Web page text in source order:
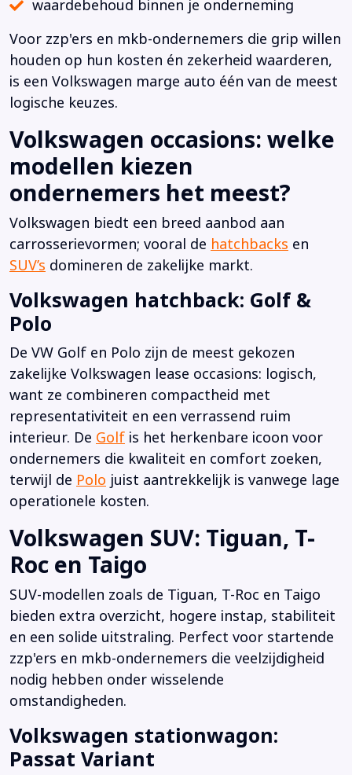
waardebehoud binnen je onderneming
Voor zzp'ers en mkb-ondernemers die grip willen
houden op hun kosten én zekerheid waarderen,
is een Volkswagen marge auto één van de meest
logische keuzes.
Volkswagen occasions: welke
modellen kiezen
ondernemers het meest?
Volkswagen biedt een breed aanbod aan
carrosserievormen; vooral de hatchbacks en
SUV’s domineren de zakelijke markt.
Volkswagen hatchback: Golf &
Polo
De VW Golf en Polo zijn de meest gekozen
zakelijke Volkswagen lease occasions: logisch,
want ze combineren compactheid met
representativiteit en een verrassend ruim
interieur. De Golf is het herkenbare icoon voor
ondernemers die kwaliteit en comfort zoeken,
terwijl de Polo juist aantrekkelijk is vanwege lage
operationele kosten.
Volkswagen SUV: Tiguan, T-
Roc en Taigo
SUV-modellen zoals de Tiguan, T-Roc en Taigo
bieden extra overzicht, hogere instap, stabiliteit
en een solide uitstraling. Perfect voor startende
zzp'ers en mkb-ondernemers die veelzijdigheid
nodig hebben onder wisselende
omstandigheden.
Volkswagen stationwagon:
Passat Variant